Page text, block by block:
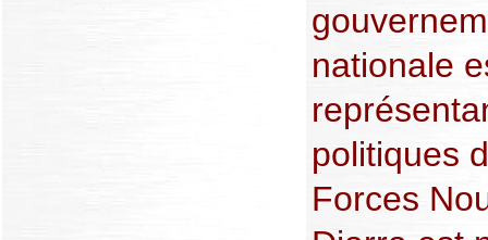
nationale
politiques
Forces